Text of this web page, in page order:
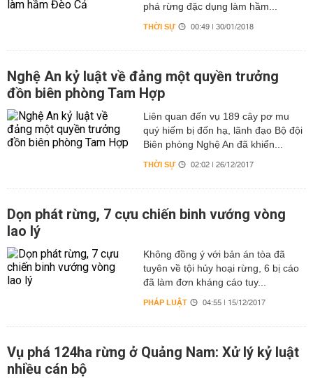
phá rừng đặc dụng làm hầm...
THỜI SỰ 00:49 | 30/01/2018
Nghệ An kỷ luật về đảng một quyền trưởng
đồn biên phòng Tam Hợp
Liên quan đến vụ 189 cây pơ mu
quý hiếm bị đốn hạ, lãnh đạo Bộ đội
Biên phòng Nghệ An đã khiển...
THỜI SỰ 02:02 | 26/12/2017
Dọn phát rừng, 7 cựu chiến binh vướng vòng
lao lý
Không đồng ý với bản án tòa đã
tuyên về tội hủy hoại rừng, 6 bị cáo
đã làm đơn kháng cáo tuy...
PHÁP LUẬT 04:55 | 15/12/2017
Vụ phá 124ha rừng ở Quảng Nam: Xử lý kỷ luật
nhiều cán bộ